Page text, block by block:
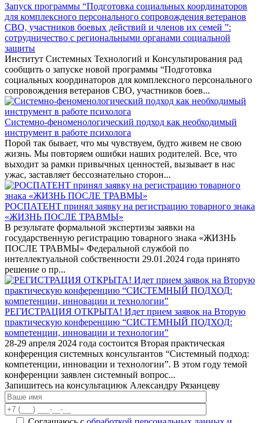
Запуск программы “Подготовка социальных координаторов
для комплексного персонального сопровождения ветеранов
СВО, участников боевых действий и членов их семей ”:
сотрудничество с региональными органами социальной
защиты
Институт Системных Технологий и Консультирования рад
сообщить о запуске новой программы “Подготовка
социальных координаторов для комплексного персонального
сопровождения ветеранов СВО, участников боев...
Системно-феноменологический подход как необходимый
инструмент в работе психолога
Порой так бывает, что мы чувствуем, будто живем не свою
жизнь. Мы повторяем ошибки наших родителей. Все, что
выходит за рамки привычных ценностей, вызывает в нас
ужас, заставляет бессознательно сторон...
РОСПАТЕНТ принял заявку на регистрацию товарного знака
«ЖИЗНЬ ПОСЛЕ ТРАВМЫ»
В результате формальной экспертизы заявки на
государственную регистрацию товарного знака «ЖИЗНЬ
ПОСЛЕ ТРАВМЫ» Федеральной службой по
интеллектуальной собственности 29.01.2024 года принято
решение о пр...
РЕГИСТРАЦИЯ ОТКРЫТА! Идет прием заявок на Вторую
практическую конференцию “СИСТЕМНЫЙ ПОДХОД:
компетенции, инновации и технологии”
28-29 апреля 2024 года состоится Вторая практическая
конференция системных консультантов “Системный подход:
компетенции, инновации и технологии”. В этом году темой
конференции заявлен системный вопрос...
Запишитесь на консультациюк Александру Рязанцеву